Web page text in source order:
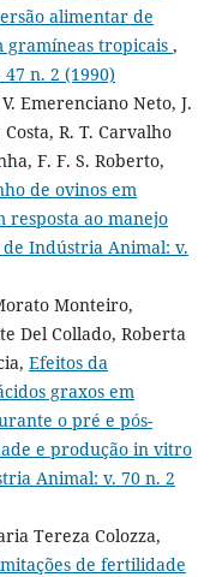
alimentar de
gramíneas tropicais ,
n. 2 (1990)
Emerenciano Neto, J.
R. T. Carvalho
F. F. S. Roberto,
de ovinos em
resposta ao manejo
Indústria Animal: v.
Monteiro,
Del Collado, Roberta
Efeitos da
graxos em
o pré e pós-
e produção in vitro
Animal: v. 70 n. 2
Tereza Colozza,
de fertilidade